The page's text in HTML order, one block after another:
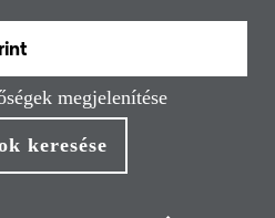
megjelenítése